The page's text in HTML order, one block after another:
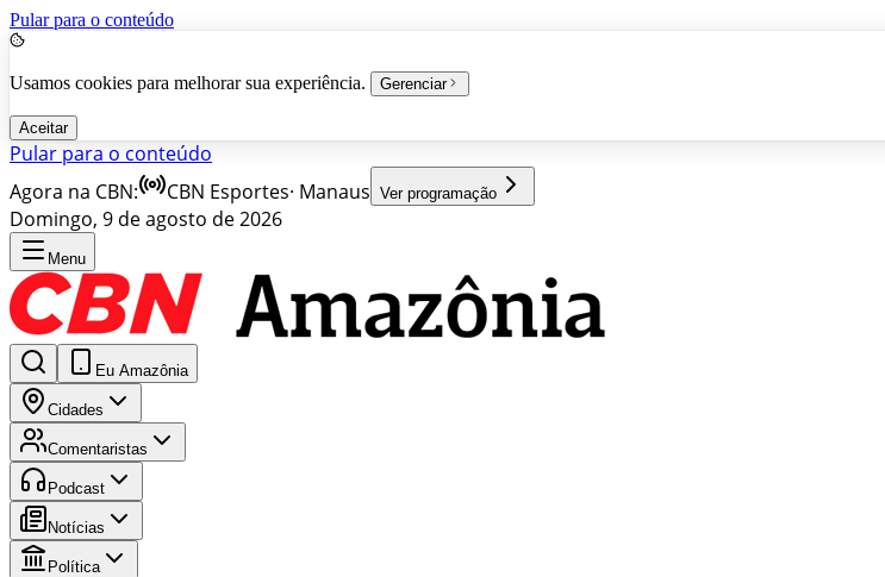
Pular para o conteúdo
Usamos cookies para melhorar sua experiência. Gerenciar
Aceitar
Pular para o conteúdo
Agora na CBN:
CBN Esportes· Manaus Ver programação
Domingo, 9 de agosto de 2026
Menu
Eu Amazônia
Cidades
Comentaristas
Podcast
Notícias
Política